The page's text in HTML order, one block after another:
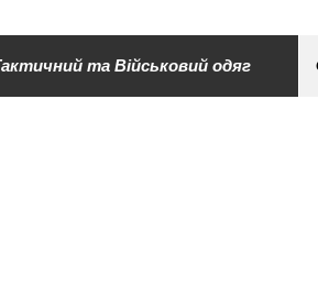
та Військовий одяг